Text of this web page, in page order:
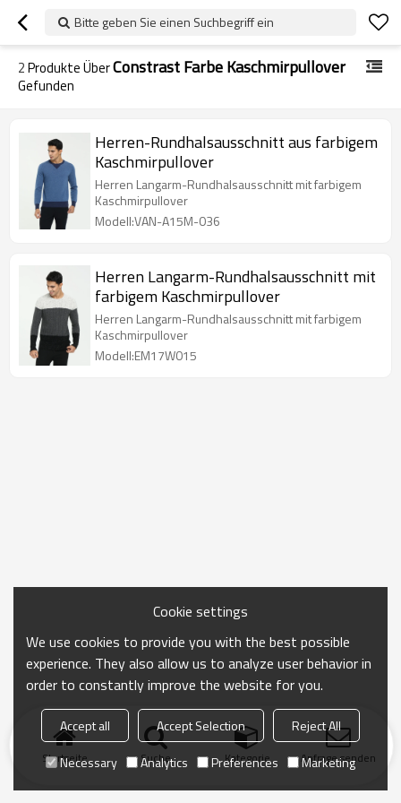
Bitte geben Sie einen Suchbegriff ein
2Produkte ÜberConstrast Farbe Kaschmirpullover
Gefunden
Herren-Rundhalsausschnitt aus farbigem
Kaschmirpullover
Herren Langarm-Rundhalsausschnitt mit farbigem
Kaschmirpullover
Modell:VAN-A15M-036
Herren Langarm-Rundhalsausschnitt mit
farbigem Kaschmirpullover
Herren Langarm-Rundhalsausschnitt mit farbigem
Kaschmirpullover
Modell:EM17W015
Startseite Suche Kategorie Anfrage senden
Cookie settings
We use cookies to provide you with the best possible
experience. They also allow us to analyze user behavior in
order to constantly improve the website for you.
Accept all Accept Selection
Reject All
Necessary
Analytics Preferences Marketing